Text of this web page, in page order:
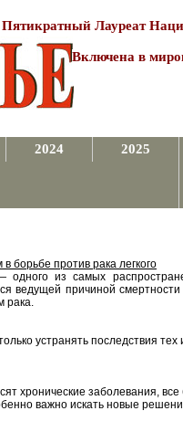
Пятикратный Лауреат
Включена в
2024 2025
борьбе против рака легкого
из самых
ведущей причиной
рака.
устранять последствия
хронические заболевания,
важно искать новые